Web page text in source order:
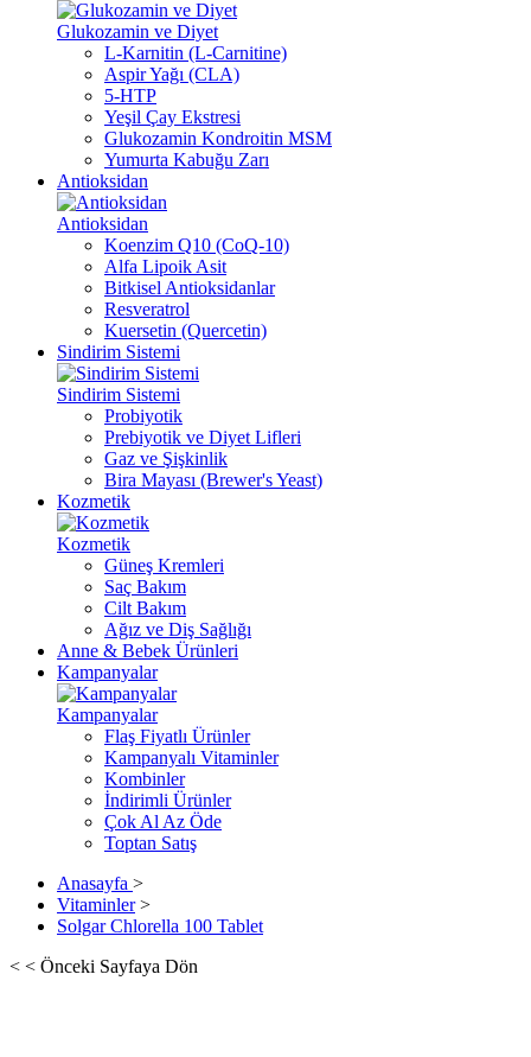
Glukozamin ve Diyet
L-Karnitin (L-Carnitine)
Aspir Yağı (CLA)
5-HTP
Yeşil Çay Ekstresi
Glukozamin Kondroitin MSM
Yumurta Kabuğu Zarı
Antioksidan
Antioksidan
Koenzim Q10 (CoQ-10)
Alfa Lipoik Asit
Bitkisel Antioksidanlar
Resveratrol
Kuersetin (Quercetin)
Sindirim Sistemi
Sindirim Sistemi
Probiyotik
Prebiyotik ve Diyet Lifleri
Gaz ve Şişkinlik
Bira Mayası (Brewer's Yeast)
Kozmetik
Kozmetik
Güneş Kremleri
Saç Bakım
Cilt Bakım
Ağız ve Diş Sağlığı
Anne & Bebek Ürünleri
Kampanyalar
Kampanyalar
Flaş Fiyatlı Ürünler
Kampanyalı Vitaminler
Kombinler
İndirimli Ürünler
Çok Al Az Öde
Toptan Satış
Anasayfa >
Vitaminler>
Solgar Chlorella 100 Tablet
< < Önceki Sayfaya Dön